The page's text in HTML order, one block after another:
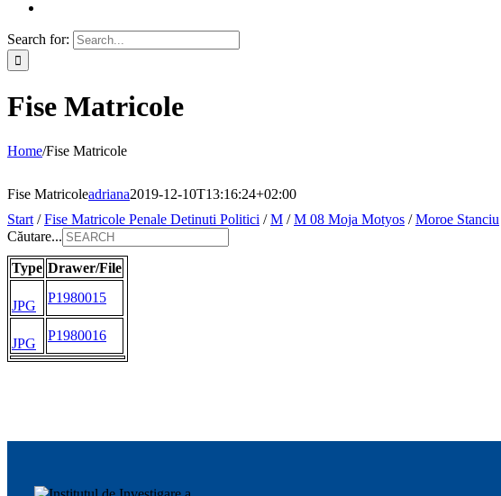
Search for:
Fise Matricole
Home/Fise Matricole
Fise Matricoleadriana2019-12-10T13:16:24+02:00
Start /Fise Matricole Penale Detinuti Politici /M /M 08 Moja Motyos /Moroe Stanciu
Căutare...
Type Drawer/File
JPG
P1980015
JPG
P1980016